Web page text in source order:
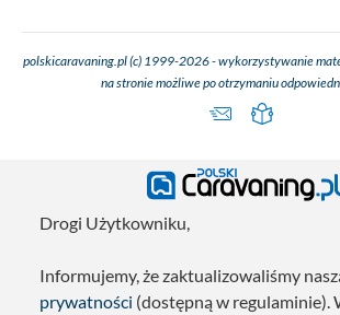
polskicaravaning.pl (c) 1999-2026 - wykorzystywanie
na stronie możliwe po otrzymaniu
Drogi Użytkowniku,
Informujemy, że zaktualizowaliśmy
prywatności (dostępną w regulaminie).